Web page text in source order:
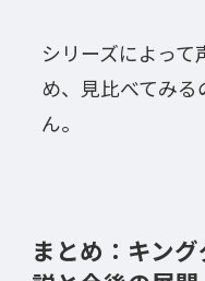
シリーズによっ
め、見比べてみ
ん。
まとめ：キン